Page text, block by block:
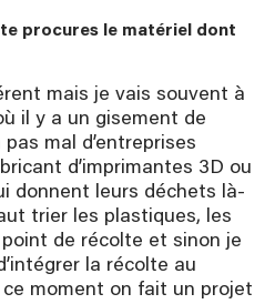
procures le matériel dont
mais je vais souvent à
il y a un gisement de
mal d’entreprises
d’imprimantes 3D ou
donnent leurs déchets là-
trier les plastiques, les
de récolte et sinon je
la récolte au
moment on fait un projet